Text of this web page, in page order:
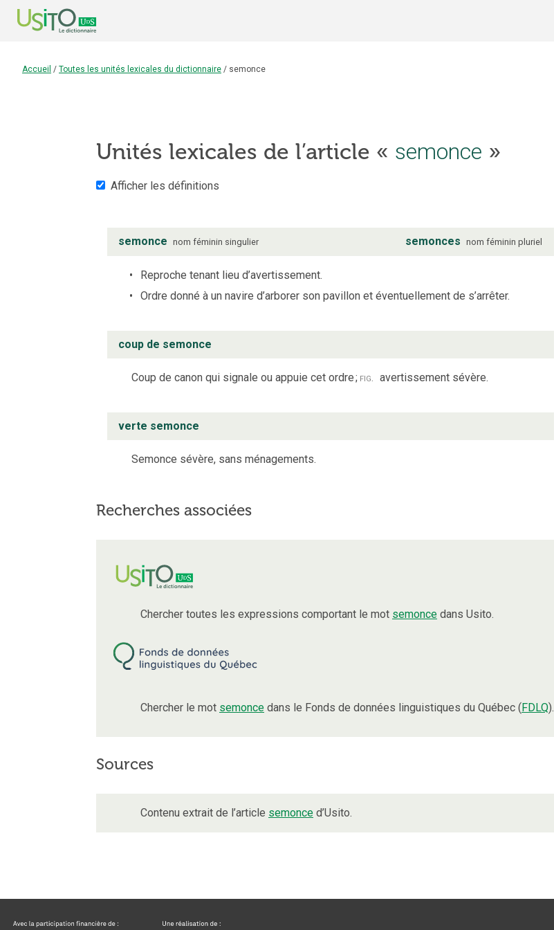
Accueil / Toutes les unités lexicales du dictionnaire / semonce
Unités lexicales de l’article « semonce »
Afficher les définitions
semonce nom féminin singulier semonces nom féminin pluriel
Reproche tenant lieu d’avertissement.
Ordre donné à un navire d’arborer son pavillon et éventuellement de s’arrêter.
coup de semonce
Coup de canon qui signale ou appuie cet ordre; fig. avertissement sévère.
verte semonce
Semonce sévère, sans ménagements.
Recherches associées
Chercher toutes les expressions comportant le mot semonce dans Usito.
Chercher le mot semonce dans le Fonds de données linguistiques du Québec (FDLQ).
Sources
Contenu extrait de l’article semonce d’Usito.